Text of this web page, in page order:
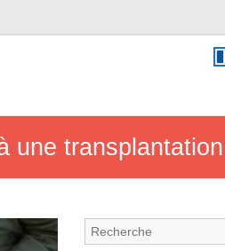
une